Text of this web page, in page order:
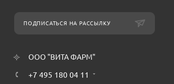
ПОДПИСАТЬСЯ НА РАССЫЛКУ
ООО "ВИТА ФАРМ"
+7 495 180 04 11